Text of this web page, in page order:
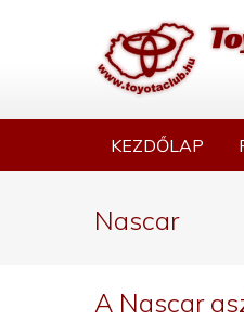
KEZDŐLAP
Nascar
A Nascar